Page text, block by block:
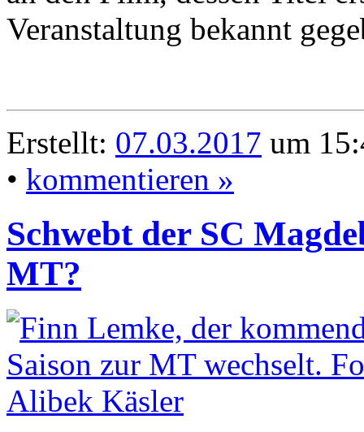
Veranstaltung bekannt
Erstellt: 07.03.2017 um
• kommentieren »
Schwebt der SC
MT?